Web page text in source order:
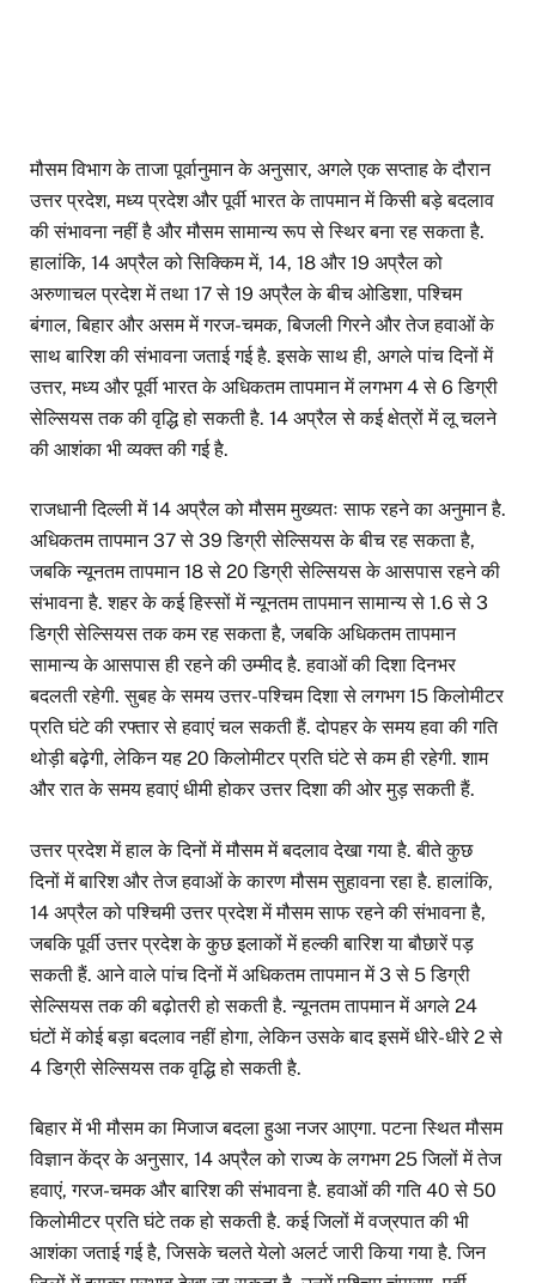
मौसम विभाग के ताजा पूर्वानुमान के अनुसार, अगले एक सप्ताह के दौरान
उत्तर प्रदेश, मध्य प्रदेश और पूर्वी भारत के तापमान में किसी बड़े बदलाव
की संभावना नहीं है और मौसम सामान्य रूप से स्थिर बना रह सकता है.
हालांकि, 14 अप्रैल को सिक्किम में, 14, 18 और 19 अप्रैल को
अरुणाचल प्रदेश में तथा 17 से 19 अप्रैल के बीच ओडिशा, पश्चिम
बंगाल, बिहार और असम में गरज-चमक, बिजली गिरने और तेज हवाओं के
साथ बारिश की संभावना जताई गई है. इसके साथ ही, अगले पांच दिनों में
उत्तर, मध्य और पूर्वी भारत के अधिकतम तापमान में लगभग 4 से 6 डिग्री
सेल्सियस तक की वृद्धि हो सकती है. 14 अप्रैल से कई क्षेत्रों में लू चलने
की आशंका भी व्यक्त की गई है.
राजधानी दिल्ली में 14 अप्रैल को मौसम मुख्यतः साफ रहने का अनुमान है.
अधिकतम तापमान 37 से 39 डिग्री सेल्सियस के बीच रह सकता है,
जबकि न्यूनतम तापमान 18 से 20 डिग्री सेल्सियस के आसपास रहने की
संभावना है. शहर के कई हिस्सों में न्यूनतम तापमान सामान्य से 1.6 से 3
डिग्री सेल्सियस तक कम रह सकता है, जबकि अधिकतम तापमान
सामान्य के आसपास ही रहने की उम्मीद है. हवाओं की दिशा दिनभर
बदलती रहेगी. सुबह के समय उत्तर-पश्चिम दिशा से लगभग 15 किलोमीटर
प्रति घंटे की रफ्तार से हवाएं चल सकती हैं. दोपहर के समय हवा की गति
थोड़ी बढ़ेगी, लेकिन यह 20 किलोमीटर प्रति घंटे से कम ही रहेगी. शाम
और रात के समय हवाएं धीमी होकर उत्तर दिशा की ओर मुड़ सकती हैं.
उत्तर प्रदेश में हाल के दिनों में मौसम में बदलाव देखा गया है. बीते कुछ
दिनों में बारिश और तेज हवाओं के कारण मौसम सुहावना रहा है. हालांकि,
14 अप्रैल को पश्चिमी उत्तर प्रदेश में मौसम साफ रहने की संभावना है,
जबकि पूर्वी उत्तर प्रदेश के कुछ इलाकों में हल्की बारिश या बौछारें पड़
सकती हैं. आने वाले पांच दिनों में अधिकतम तापमान में 3 से 5 डिग्री
सेल्सियस तक की बढ़ोतरी हो सकती है. न्यूनतम तापमान में अगले 24
घंटों में कोई बड़ा बदलाव नहीं होगा, लेकिन उसके बाद इसमें धीरे-धीरे 2 से
4 डिग्री सेल्सियस तक वृद्धि हो सकती है.
बिहार में भी मौसम का मिजाज बदला हुआ नजर आएगा. पटना स्थित मौसम
विज्ञान केंद्र के अनुसार, 14 अप्रैल को राज्य के लगभग 25 जिलों में तेज
हवाएं, गरज-चमक और बारिश की संभावना है. हवाओं की गति 40 से 50
किलोमीटर प्रति घंटे तक हो सकती है. कई जिलों में वज्रपात की भी
आशंका जताई गई है, जिसके चलते येलो अलर्ट जारी किया गया है. जिन